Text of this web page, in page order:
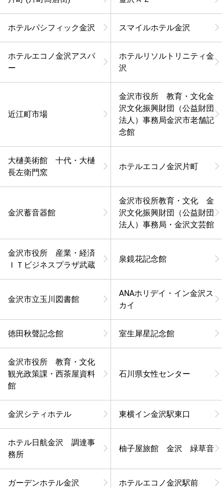
ホテルパシフィック金沢 スマイルホテル金沢
ホテルエコノ金沢アスパ
ー
ホテルリソルトリニティ金
沢
近江町市場
金沢市役所 教育・文化金
沢文化振興財団（公益財団
法人）事務局金沢市老舗記
念館
大樋美術館 十代・大樋
長左衛門窯
ホテルエコノ金沢片町
金沢蓄音器館
金沢市役所教育・文化 金
沢文化振興財団（公益財団
法人）事務局・金沢文芸館
金沢市役所 産業・経済
ＩＴビジネスプラザ武蔵
泉鏡花記念館
金沢市立玉川図書館
ANAホリデイ・イン金沢ス
カイ
徳田秋聲記念館 室生犀星記念館
金沢市役所 教育・文化
観光政策課・西茶屋資料
館
石川県女性センター
金沢シティホテル 東横イン金沢駅東口
ホテル日航金沢 調達事
務所
柚子屋旅館 金沢 緑草音
ガーデンホテル金沢 ホテルエコノ金沢駅前